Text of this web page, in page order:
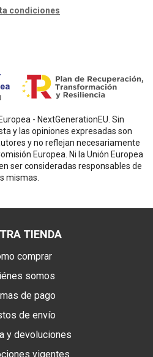
condiciones
- NextGenerationEU. Sin
y las opiniones expresadas son
y no reflejan necesariamente
Europea. Ni la Unión Europea
ser consideradas responsables de
mismas.
TIENDA
comprar
somos
de pago
de envío
y devoluciones
vigentes